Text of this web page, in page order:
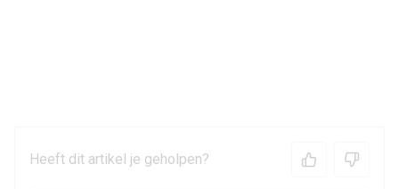
Heeft dit artikel je geholpen?